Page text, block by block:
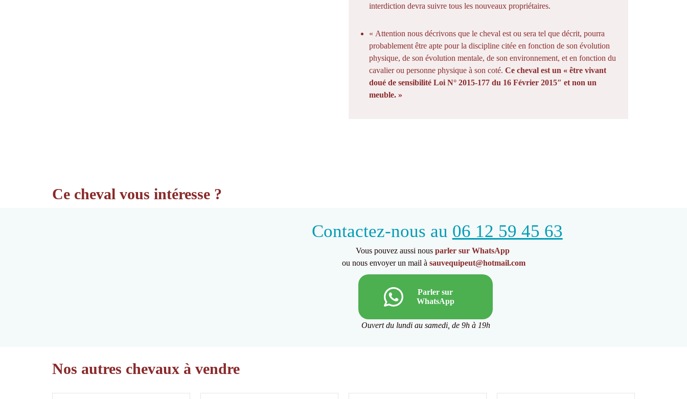
interdiction devra suivre tous les nouveaux propriétaires.
« Attention nous décrivons que le cheval est ou sera tel que décrit, pourra
probablement être apte pour la discipline citée en fonction de son évolution
physique, de son évolution mentale, de son environnement, et en fonction du
cavalier ou personne physique à son coté. Ce cheval est un « être vivant
doué de sensibilité Loi N° 2015-177 du 16 Février 2015″ et non un
meuble. »
Ce cheval vous intéresse ?
Contactez-nous au 06 12 59 45 63
Vous pouvez aussi nous parler sur WhatsApp
ou nous envoyer un mail à sauvequipeut@hotmail.com
Parler sur
WhatsApp
Ouvert du lundi au samedi, de 9h à 19h
Nos autres chevaux à vendre